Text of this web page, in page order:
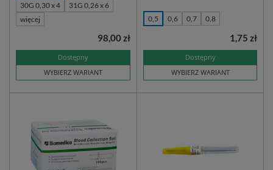
30G 0,30 x 4
31G 0,26 x 6
więcej
Dostępny
WYBIERZ WARIANT
98,00 zł
0,5 0,6 0,7 0,8
Dostępny
WYBIERZ WARIANT
1,75 zł